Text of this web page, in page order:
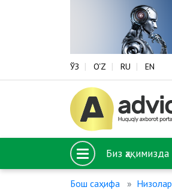
ЎЗ O‘Z RU EN
Биз ҳақимизда
Бош саҳифа